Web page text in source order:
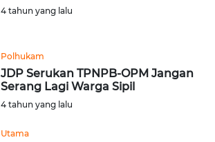
4 tahun yang lalu
Polhukam
JDP Serukan TPNPB-OPM Jangan
Serang Lagi Warga Sipil
4 tahun yang lalu
Utama